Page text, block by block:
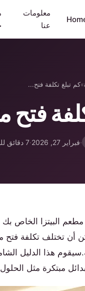
معلومات
عنا
»كم تبلغ تكلفة فتح...
فتح
·فبراير 27, 2026 ·7 دقائق للقراءة
البيتزا الخاص بك
أن تختلف تكلفة فتح
هذا الدليل
مبتكرة مثل الحلول